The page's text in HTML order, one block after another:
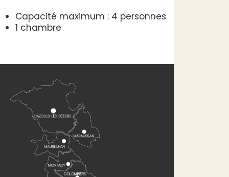
Capacité maximum : 4 personnes
1 chambre